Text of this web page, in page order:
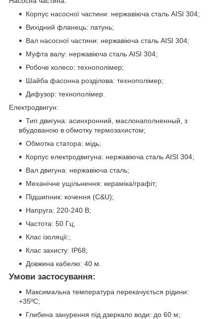
Корпус насосної частини: нержавіюча сталь AISI 304;
Вихідний фланець: латунь;
Вал насосної частини: нержавіюча сталь AISI 304;
Муфта валу: нержавіюча сталь AISI 304;
Робоче колесо: технополімер;
Шайба фасонна розділова: технополімер;
Дифузор: технополімер.
Електродвигун:
Тип двигуна: асинхронний, маслонаполненный, з
вбудованою в обмотку термозахистом;
Обмотка статора: мідь;
Корпус електродвигуна: нержавіюча сталь AISI 304;
Вал двигуна: нержавіюча сталь;
Механічне ущільнення: кераміка/графіт;
Підшипник: кочення (C&U);
Напруга: 220-240 В;
Частота: 50 Гц;
Клас ізоляції:;
Клас захисту: IP68;
Довжина кабелю: 40 м.
Умови застосування:
Максимальна температура перекачується рідини:
+35ºС;
Глибина занурення під дзеркало води: до 60 м;